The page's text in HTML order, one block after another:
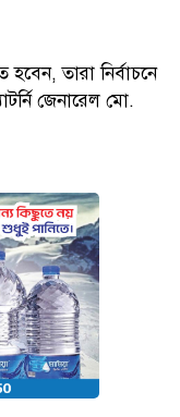
হবেন, তারা নির্বাচনে
জেনারেল মো.